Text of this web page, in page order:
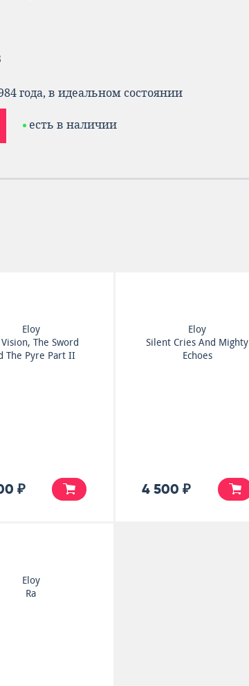
года, в идеальном состоянии
есть в наличии
Eloy
The Sword
The Pyre Part II
₽
Eloy
Silent Cries And Mighty
Echoes
4 500 ₽
Eloy
Ra